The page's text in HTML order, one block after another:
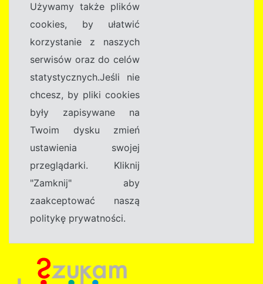
Używamy także plików
cookies, by ułatwić
korzystanie z naszych
serwisów oraz do celów
statystycznych.Jeśli nie
chcesz, by pliki cookies
były zapisywane na
Twoim dysku zmień
ustawienia swojej
przeglądarki. Kliknij
"Zamknij" aby
zaakceptować naszą
politykę prywatności.